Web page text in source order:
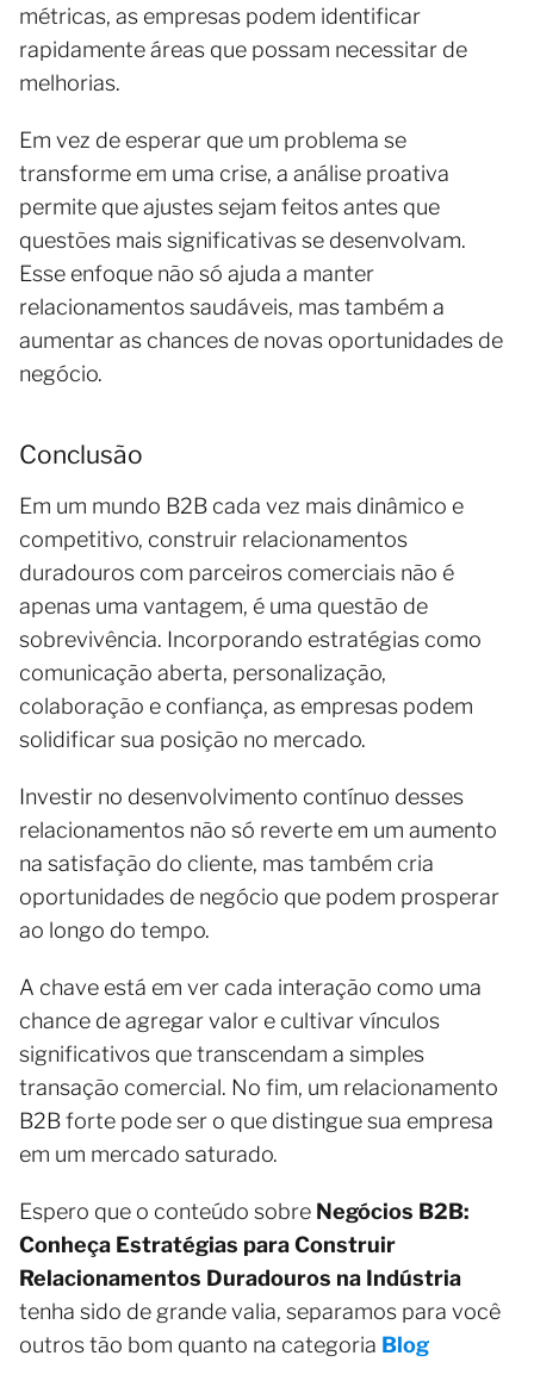
métricas, as empresas podem identificar
rapidamente áreas que possam necessitar de
melhorias.
Em vez de esperar que um problema se
transforme em uma crise, a análise proativa
permite que ajustes sejam feitos antes que
questões mais significativas se desenvolvam.
Esse enfoque não só ajuda a manter
relacionamentos saudáveis, mas também a
aumentar as chances de novas oportunidades de
negócio.
Conclusão
Em um mundo B2B cada vez mais dinâmico e
competitivo, construir relacionamentos
duradouros com parceiros comerciais não é
apenas uma vantagem, é uma questão de
sobrevivência. Incorporando estratégias como
comunicação aberta, personalização,
colaboração e confiança, as empresas podem
solidificar sua posição no mercado.
Investir no desenvolvimento contínuo desses
relacionamentos não só reverte em um aumento
na satisfação do cliente, mas também cria
oportunidades de negócio que podem prosperar
ao longo do tempo.
A chave está em ver cada interação como uma
chance de agregar valor e cultivar vínculos
significativos que transcendam a simples
transação comercial. No fim, um relacionamento
B2B forte pode ser o que distingue sua empresa
em um mercado saturado.
Espero que o conteúdo sobre Negócios B2B:
Conheça Estratégias para Construir
Relacionamentos Duradouros na Indústria
tenha sido de grande valia, separamos para você
outros tão bom quanto na categoria Blog